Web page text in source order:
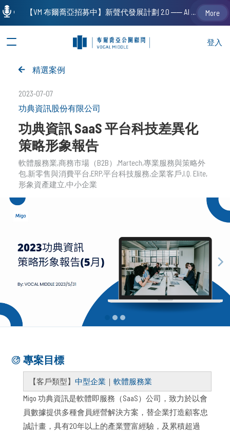
登入
精選案例
2023-07-07
功典資訊股份有限公司
功典資訊 SaaS 平台科技差異化
策略形象報告
軟體服務業 商務市場（B2B） Martech 專業服務與策略外
包 新零售與消費平台 ERP平台科技服務 企業客戶 I.Q. Elite
形象資產建立 中小企業
專案目標
【客戶類型】 中型企業 ｜ 軟體服務業
Migo 功典資訊是軟體即服務（SaaS）公司，致力於以會
員數據提供多種會員經營解決方案，替企業打造顧客忠
誠計畫，具有20年以上的產業豐富經驗，及累積超過
【VM 布爾喬亞招募中】新聲代發展計劃 2.0 ── AI PR 人才加速養成計劃（歡迎「應屆畢業生」、「一年以下相關 / 三年以下非相關經驗工作者」申請加入） More